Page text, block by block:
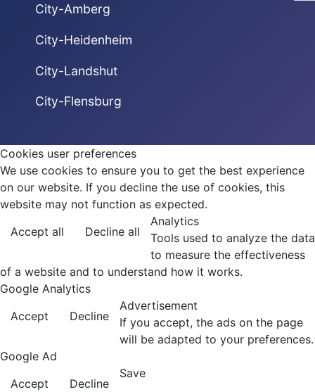
City-Amberg
City-Heidenheim
City-Landshut
City-Flensburg
Cookies user preferences
We use cookies to ensure you to get the best experience
on our website. If you decline the use of cookies, this
website may not function as expected.
Accept all
Decline all
Analytics
Tools used to analyze the data
to measure the effectiveness
of a website and to understand how it works.
Google Analytics
Accept
Decline
Advertisement
If you accept, the ads on the page
will be adapted to your preferences.
Google Ad
Accept
Decline
Save